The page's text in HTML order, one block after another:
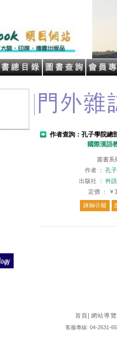
作者查詢：孔子學院總
國際漢語
叢書系
作者 ： 孔
出版社
： 外
定價 ： ￥
首頁 網站導覽
客服專線: 04-2631-